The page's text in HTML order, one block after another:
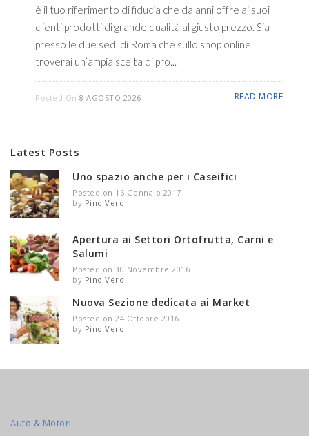
è il tuo riferimento di fiducia che da anni offre ai suoi
clienti prodotti di grande qualità al giusto prezzo. Sia
presso le due sedi di Roma che sullo shop online,
troverai un’ampia scelta di pro...
Posted On 8 AGOSTO 2026 READ MORE
Latest Posts
Uno spazio anche per i Caseifici
Posted on 16 Gennaio 2017
by Pino Vero
Apertura ai Settori Ortofrutta, Carni e
Salumi
Posted on 30 Novembre 2016
by Pino Vero
Nuova Sezione dedicata ai Market
Posted on 24 Ottobre 2016
by Pino Vero
Auto & Motori